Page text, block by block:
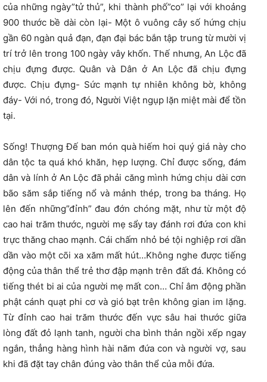
của những ngày”tử thủ”, khi thành phố”co” lại với khoảng
900 thước bề dài còn lại- Một ô vuông cây số hứng chịu
gần 60 ngàn quả đạn, đạn đại bác bắn tập trung từ mười vị
trí trở lên trong 100 ngày vây khốn. Thế nhưng, An Lộc đã
chịu đựng được. Quân và Dân ở An Lộc đã chịu đựng
được. Chịu đựng- Sức mạnh tự nhiên không bờ, không
đáy- Với nó, trong đó, Người Việt ngụp lặn miệt mài để tồn
tại.
Sống! Thượng Đế ban món quà hiếm hoi quý giá này cho
dân tộc ta quá khó khăn, hẹp lượng. Chỉ được sống, đám
dân và lính ở An Lộc đã phải căng mình hứng chịu dài cơn
bão săm sắp tiếng nổ và mảnh thép, trong ba tháng. Họ
lên đến những”đỉnh” đau đớn chóng mặt, như từ một độ
cao hai trăm thước, người mẹ sẩy tay đánh rơi đứa con khi
trực thăng chao mạnh. Cái chấm nhỏ bé tội nghiệp rơi dần
dần vào một cõi xa xăm mất hút…Không nghe được tiếng
động của thân thể trẻ thơ đập mạnh trên đất đá. Không có
tiếng thét bi ai của người mẹ mất con… Chỉ âm động phần
phật cánh quạt phi cơ và gió bạt trên không gian im lặng.
Từ đỉnh cao hai trăm thước đến vực sâu hai thước giữa
lòng đất đỏ lạnh tanh, người cha bình thản ngồi xếp ngay
ngắn, thẳng hàng hình hài năm đứa con và người vợ, sau
khi đã đặt tay chân đúng vào thân thể của mỗi đứa.